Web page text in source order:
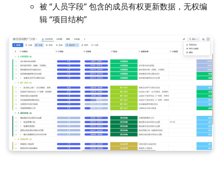
被 “人员字段” 包含的成员有权更新数据，无权编
辑 “项目结构”